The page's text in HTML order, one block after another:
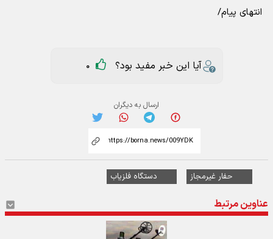
انتهای پیام/
آیا این خبر مفید بود؟ 0
ارسال به دیگران
حفار غیرمجاز دستگاه فلزیاب
عناوین مرتبط